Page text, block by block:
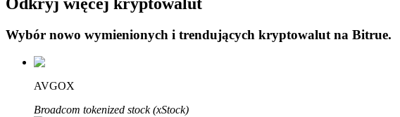
Blokady BTR
Ekskluzywne inwestycje dla posiadaczy BTR
Odkryj więcej kryptowalut
Wybór nowo wymienionych i trendujących kryptowalut na Bitrue.
AVGOX
Broadcom tokenized stock (xStock)